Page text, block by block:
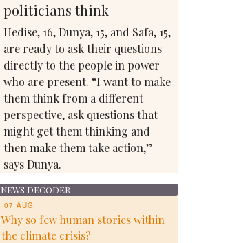
politicians think
Hedise, 16, Dunya, 15, and Safa, 15,
are ready to ask their questions
directly to the people in power
who are present. “I want to make
them think from a different
perspective, ask questions that
might get them thinking and
then make them take action,”
says Dunya.
NEWS DECODER
07 AUG
Why so few human stories within
the climate crisis?